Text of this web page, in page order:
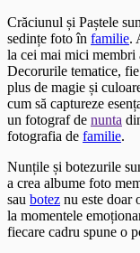
Crăciunul și Paștele
sedințe foto în familie.
la cei mai mici membri
Decorurile tematice,
plus de magie și
cum să captureze
un fotograf de nunta
fotografia de familie.
Nunțile și botezurile
a crea albume foto
sau botez nu este doar
la momentele
fiecare cadru spune o